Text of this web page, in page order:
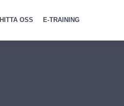
HITTA OSS E-TRAINING